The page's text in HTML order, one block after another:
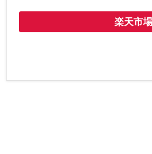
楽天市場